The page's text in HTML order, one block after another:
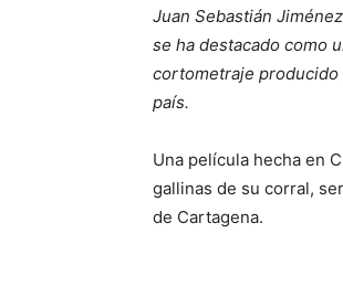
Juan Sebastián
se ha destacado como
cortometraje producido
país.
Una película hecha en
gallinas de su corral,
de Cartagena.